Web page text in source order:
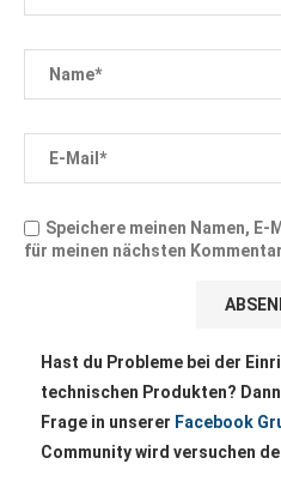
Speichere meinen Namen,
für meinen nächsten
Hast du Probleme bei der
technischen Produkten?
Frage in unserer Facebook
Community wird versuchen